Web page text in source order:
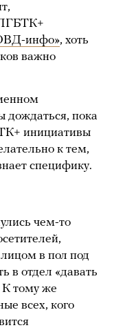
инфо», хоть
важно
дождаться, пока
инициативы
к тем,
специфику.
чем-то
в пол под
в отдел «давать
К тому же
всех, кого